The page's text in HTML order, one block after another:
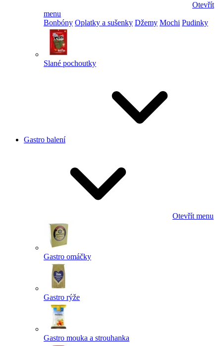
Otevřít
menu
Bonbóny Oplatky a sušenky Džemy Mochi Pudinky
Slané pochoutky
Gastro balení
Otevřít menu
Gastro omáčky
Gastro rýže
Gastro mouka a strouhanka